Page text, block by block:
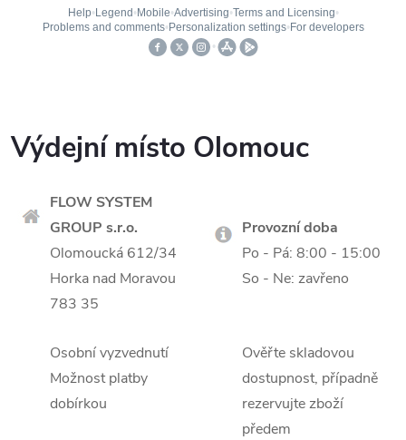
Výdejní místo Olomouc
FLOW SYSTEM
GROUP s.r.o.
Olomoucká 612/34
Horka nad Moravou
783 35
Provozní doba
Po - Pá: 8:00 - 15:00
So - Ne: zavřeno
Osobní vyzvednutí
Možnost platby
dobírkou
Ověřte skladovou
dostupnost, případně
rezervujte zboží
předem